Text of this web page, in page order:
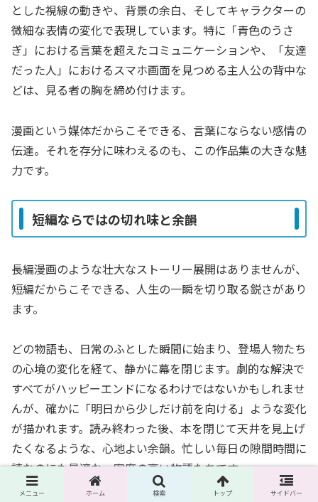
とした視線の動きや、背景の余白、そしてキャラクターの
微細な表情の変化で表現しています。特に「青色のうさ
ぎ」における言葉を超えたコミュニケーションや、「友達
だった人」におけるスマホ画面を見つめる主人公の背中な
どは、見る者の胸を締め付けます。
漫画という媒体だからこそできる、言葉にならない感情の
伝達。それを存分に味わえるのも、この作品集の大きな魅
力です。
短編ならではの切れ味と余韻
長編漫画のような壮大なストーリー展開はありませんが、
短編だからこそできる、人生の一瞬を切り取る鋭さがあり
ます。
どの物語も、日常のふとした瞬間に始まり、登場人物たち
の心境の変化を経て、静かに幕を閉じます。劇的な解決で
すべてがハッピーエンドになるわけではないかもしれませ
んが、確かに「明日から少しだけ前を向ける」ような変化
が描かれます。読み終わった後、本を閉じて天井を見上げ
たくなるような、心地よい余韻。忙しい毎日の隙間時間に
読むのにも最適な、密度の高い物語たちです。
メニュー ホーム 検索 トップ サイドバー